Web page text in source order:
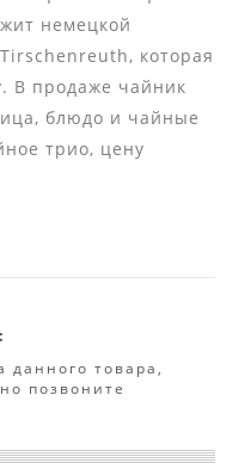
немецкой
которая
В продаже чайник
блюдо и чайные
трио, цену
данного товара,
позвоните